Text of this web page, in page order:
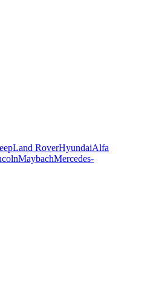
Land RoverHyundaiAlfa
MaybachMercedes-